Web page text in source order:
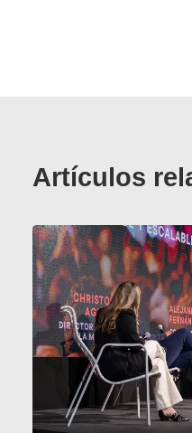
Artículos